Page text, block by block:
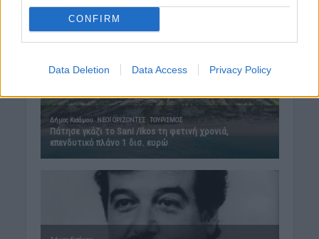
CONFIRM
Data Deletion Data Access Privacy Policy